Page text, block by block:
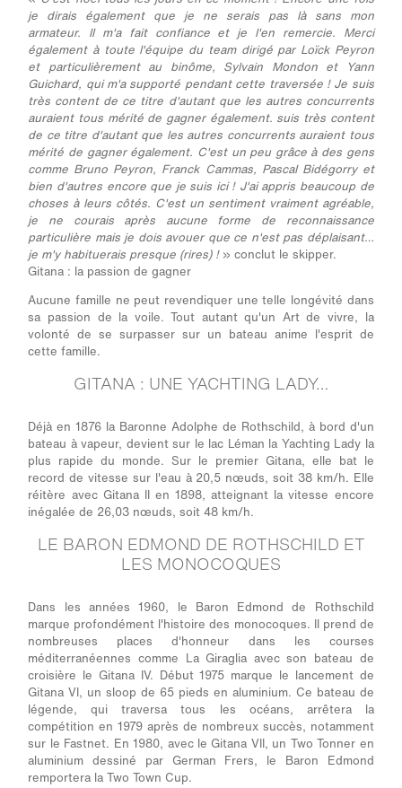
je dirais également que je ne serais pas là sans mon
armateur. Il m'a fait confiance et je l'en remercie. Merci
également à toute l'équipe du team dirigé par Loïck Peyron
et particulièrement au binôme, Sylvain Mondon et Yann
Guichard, qui m'a supporté pendant cette traversée ! Je suis
très content de ce titre d'autant que les autres concurrents
auraient tous mérité de gagner également. suis très content
de ce titre d'autant que les autres concurrents auraient tous
mérité de gagner également. C'est un peu grâce à des gens
comme Bruno Peyron, Franck Cammas, Pascal Bidégorry et
bien d'autres encore que je suis ici ! J'ai appris beaucoup de
choses à leurs côtés. C'est un sentiment vraiment agréable,
je ne courais après aucune forme de reconnaissance
particulière mais je dois avouer que ce n'est pas déplaisant…
je m'y habituerais presque (rires) !» conclut le skipper.
Gitana : la passion de gagner
Aucune famille ne peut revendiquer une telle longévité dans
sa passion de la voile. Tout autant qu'un Art de vivre, la
volonté de se surpasser sur un bateau anime l'esprit de
cette famille.
GITANA : UNE YACHTING LADY…
Déjà en 1876 la Baronne Adolphe de Rothschild, à bord d'un
bateau à vapeur, devient sur le lac Léman la Yachting Lady la
plus rapide du monde. Sur le premier Gitana, elle bat le
record de vitesse sur l'eau à 20,5 nœuds, soit 38 km/h. Elle
réitère avec Gitana II en 1898, atteignant la vitesse encore
inégalée de 26,03 nœuds, soit 48 km/h.
LE BARON EDMOND DE ROTHSCHILD ET
LES MONOCOQUES
Dans les années 1960, le Baron Edmond de Rothschild
marque profondément l'histoire des monocoques. Il prend de
nombreuses places d'honneur dans les courses
méditerranéennes comme La Giraglia avec son bateau de
croisière le Gitana IV. Début 1975 marque le lancement de
Gitana VI, un sloop de 65 pieds en aluminium. Ce bateau de
légende, qui traversa tous les océans, arrêtera la
compétition en 1979 après de nombreux succès, notamment
sur le Fastnet. En 1980, avec le Gitana VII, un Two Tonner en
aluminium dessiné par German Frers, le Baron Edmond
remportera la Two Town Cup.